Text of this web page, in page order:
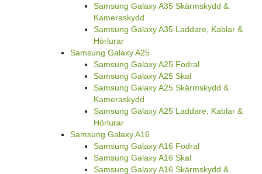
Samsung Galaxy A35 Skärmskydd &
Kameraskydd
Samsung Galaxy A35 Laddare, Kablar &
Hörlurar
Samsung Galaxy A25
Samsung Galaxy A25 Fodral
Samsung Galaxy A25 Skal
Samsung Galaxy A25 Skärmskydd &
Kameraskydd
Samsung Galaxy A25 Laddare, Kablar &
Hörlurar
Samsung Galaxy A16
Samsung Galaxy A16 Fodral
Samsung Galaxy A16 Skal
Samsung Galaxy A16 Skärmskydd &